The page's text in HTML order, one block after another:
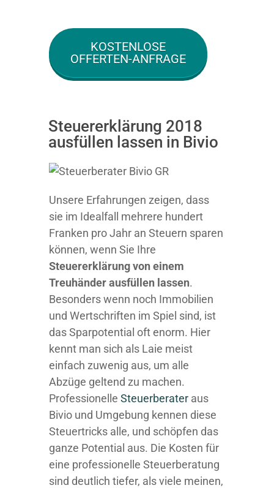
KOSTENLOSE
OFFERTEN-ANFRAGE
Steuererklärung 2018
ausfüllen lassen in Bivio
Unsere Erfahrungen zeigen, dass
sie im Idealfall mehrere hundert
Franken pro Jahr an Steuern sparen
können, wenn Sie Ihre
Steuererklärung von einem
Treuhänder ausfüllen lassen.
Besonders wenn noch Immobilien
und Wertschriften im Spiel sind, ist
das Sparpotential oft enorm. Hier
kennt man sich als Laie meist
einfach zuwenig aus, um alle
Abzüge geltend zu machen.
Professionelle Steuerberater aus
Bivio und Umgebung kennen diese
Steuertricks alle, und schöpfen das
ganze Potential aus. Die Kosten für
eine professionelle Steuerberatung
sind deutlich tiefer, als viele meinen,